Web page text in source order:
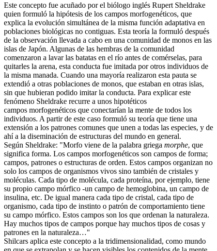
Este concepto fue acuñado por el biólogo inglés Rupert Sheldrake
quien formuló la hipótesis de los campos morfogenéticos, que
explica la evolución simultánea de la misma función adaptativa en
poblaciones biológicas no contiguas. Esta teoría la formuló después
de la observación llevada a cabo en una comunidad de monos en las
islas de Japón. Algunas de las hembras de la comunidad
comenzaron a lavar las batatas en el río antes de comérselas, para
quitarles la arena, esta conducta fue imitada por otros individuos de
la misma manada. Cuando una mayoría realizaron esta pauta se
extendió a otras poblaciones de monos, que estaban en otras islas,
sin que hubieran podido imitar la conducta. Para explicar este
fenómeno Sheldrake recurre a unos hipotéticos
campos morfogenéticos que conectarían la mente de todos los
individuos. A partir de este caso formuló su teoría que tiene una
extensión a los patrones comunes que unen a todas las especies, y de
ahí a la diseminación de estructuras del mundo en general.
Según Sheldrake: "Morfo viene de la palabra griega morphe, que
significa forma. Los campos morfogenéticos son campos de forma;
campos, patrones o estructuras de orden. Estos campos organizan no
solo los campos de organismos vivos sino también de cristales y
moléculas. Cada tipo de molécula, cada proteína, por ejemplo, tiene
su propio campo mórfico -un campo de hemoglobina, un campo de
insulina, etc. De igual manera cada tipo de cristal, cada tipo de
organismo, cada tipo de instinto o patrón de comportamiento tiene
su campo mórfico. Estos campos son los que ordenan la naturaleza.
Hay muchos tipos de campos porque hay muchos tipos de cosas y
patrones en la naturaleza…"
Shilcars aplica este concepto a la tridimensionalidad, como mundo